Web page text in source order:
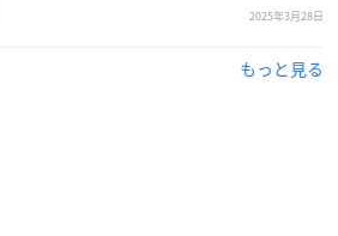
2025年3月28日
もっと見る